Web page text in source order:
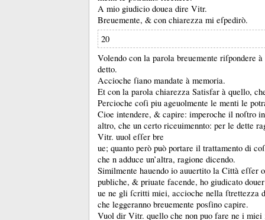
A mio giudicio douea dire Vitr.
Breuemente, & con chiarezza mi eſpedirò.
20
Volendo con la parola breuemente riſpondere
detto.
Accioche ſiano mandate à memoria.
Et con la parola chiarezza Satisfar à quello,
Percioche coſi piu ageuolmente le menti le
Cioe intendere, & capire: imperoche il noſtro
altro, che un certo riceuimennto: per le dette
Vitr. uuol eſſer bre
ue; quanto però può portare il trattamento di
che n adduce un’altra, ragione dicendo.
Similmente hauendo io auuertito la Città eſſer
publiche, & priuate facende, ho giudicato douer
ue ne gli ſcritti miei, accioche nella ſtrettezza
che leggeranno breuemente posſino capire.
Vuol dir Vitr. quello che non puo fare ne i